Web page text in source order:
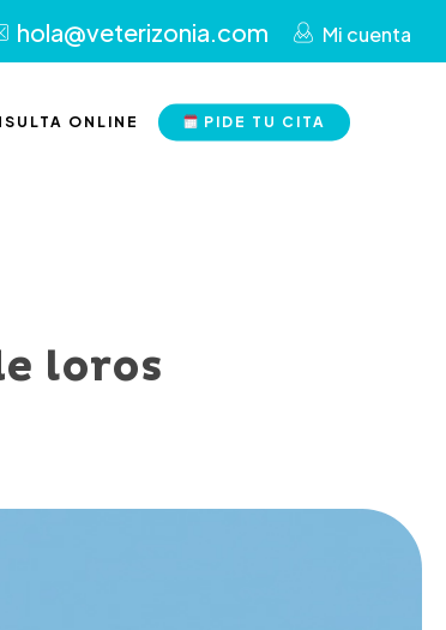
hola@veterizonia.com Mi cuenta
ONLINE PIDE TU CITA
loros